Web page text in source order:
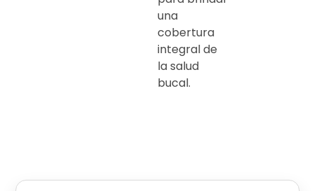
una
cobertura
integral de
la salud
bucal.